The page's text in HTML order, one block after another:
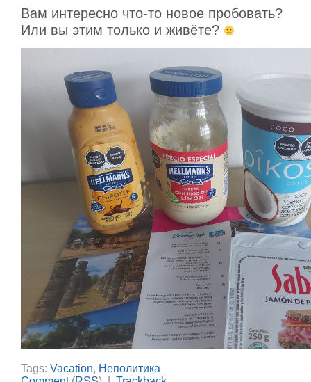
Вам интересно что-то новое пробовать?
Или вы этим только и живёте?
Tags: Vacation, Неполитика